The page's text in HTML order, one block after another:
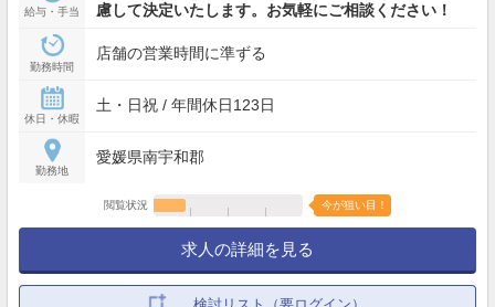
給与・手当
慮して決定いたします。お気軽にご相談ください！
勤務時間
店舗の営業時間に準ずる
休日・休暇
土・日祝 / 年間休日123日
勤務地
愛媛県南宇和郡
閲覧状況 今が狙い目！
求人の詳細を見る